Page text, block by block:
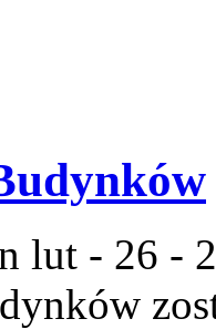
lut - 26 -